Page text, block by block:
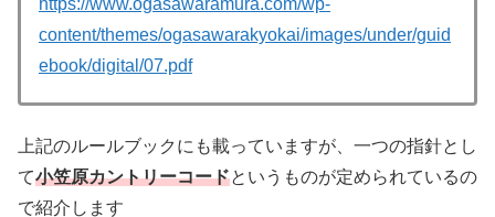
https://www.ogasawaramura.com/wp-
content/themes/ogasawarakyokai/images/under/guid
ebook/digital/07.pdf
上記のルールブックにも載っていますが、一つの指針とし
て小笠原カントリーコードというものが定められているの
で紹介します